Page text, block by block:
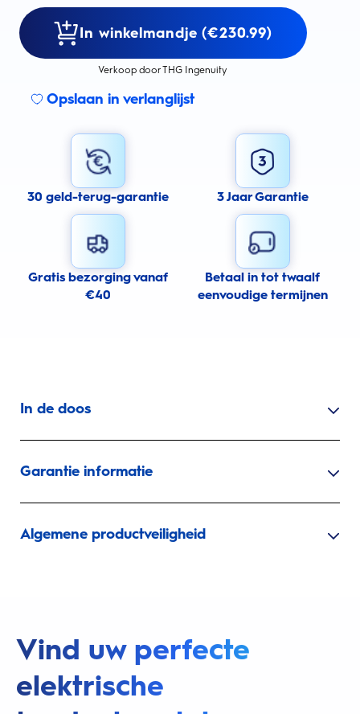
In winkelmandje (€230.99)
Verkoop door THG Ingenuity
Opslaan in verlanglijst
30 geld-terug-garantie 3 Jaar Garantie
Gratis bezorging vanaf
€40
Betaal in tot twaalf
eenvoudige termijnen
In de doos
Garantie informatie
Algemene productveiligheid
Vind uw perfecte
elektrische